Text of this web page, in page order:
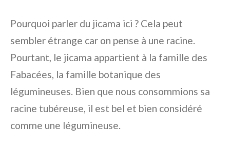
Pourquoi parler du jicama ici ? Cela peut
sembler étrange car on pense à une racine.
Pourtant, le jicama appartient à la famille des
Fabacées, la famille botanique des
légumineuses. Bien que nous consommions sa
racine tubéreuse, il est bel et bien considéré
comme une légumineuse.